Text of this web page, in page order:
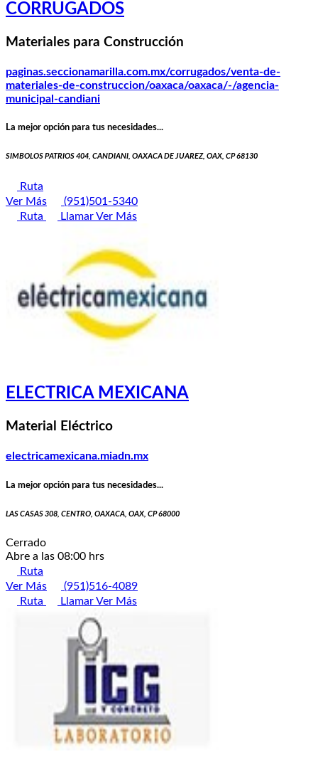
CORRUGADOS
Materiales para Construcción
paginas.seccionamarilla.com.mx/corrugados/venta-de-
materiales-de-construccion/oaxaca/oaxaca/-/agencia-
municipal-candiani
La mejor opción para tus necesidades...
SIMBOLOS PATRIOS 404, CANDIANI, OAXACA DE JUAREZ, OAX, CP 68130
Ruta
Ver Más
(951)501-5340
Ruta
LlamarVer Más
ELECTRICA MEXICANA
Material Eléctrico
electricamexicana.miadn.mx
La mejor opción para tus necesidades...
LAS CASAS 308, CENTRO, OAXACA, OAX, CP 68000
Cerrado
Abre a las 08:00 hrs
Ruta
Ver Más
(951)516-4089
Ruta
LlamarVer Más